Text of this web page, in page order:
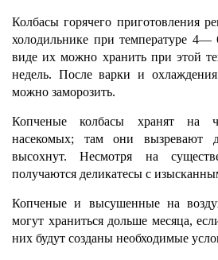
Колбасы горячего приготовления
холодильнике при температуре 4—
виде их можно хранить при этой
недель. После варки и
можно заморозить.
Копченые колбасы хранят на
насекомых; там они
высохнут. Несмотря на
получаются деликатесы с
Копченые и высушенные на
могут храниться дольше месяца,
них будут созданы необходимые